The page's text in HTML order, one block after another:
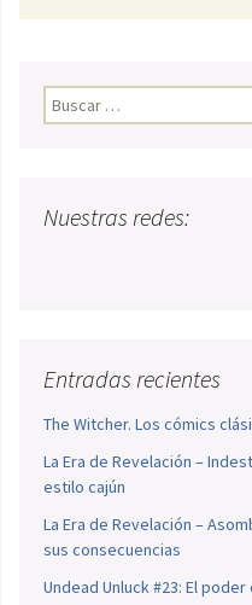
Buscar:
Nuestras redes:
Entradas recientes
The Witcher. Los cómics
La Era de Revelación –
estilo cajún
La Era de Revelación –
sus consecuencias
Undead Unluck #23: El